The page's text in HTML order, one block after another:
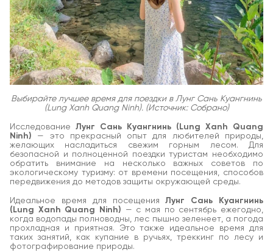
Выбирайте лучшее время для поездки в Лунг Сань Куангнинь
(Lung Xanh Quang Ninh). (Источник: Собрано)
Исследование Лунг Сань Куангнинь (Lung Xanh Quang
Ninh) — это прекрасный опыт для любителей природы,
желающих насладиться свежим горным лесом. Для
безопасной и полноценной поездки туристам необходимо
обратить внимание на несколько важных советов по
экологическому туризму: от времени посещения, способов
передвижения до методов защиты окружающей среды.
Идеальное время для посещенияЛунг Сань Куангнинь
(Lung Xanh Quang Ninh) — с мая по сентябрь ежегодно,
когда водопады полноводны, лес пышно зеленеет, а погода
прохладная и приятная. Это также идеальное время для
таких занятий, как купание в ручьях, треккинг по лесу и
фотографирование природы.